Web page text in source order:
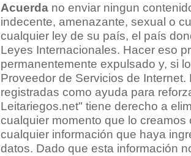
Acuerdano enviar ningun
indecente, amenazante, sexual o
cualquier ley de su país, el país
Leyes Internacionales. Hacer eso
permanentemente expulsado y, si
Proveedor de Servicios de
registradas como ayuda para
Leitariegos.net" tiene derecho a
cualquier momento que lo
cualquier información que haya
datos. Dado que esta información